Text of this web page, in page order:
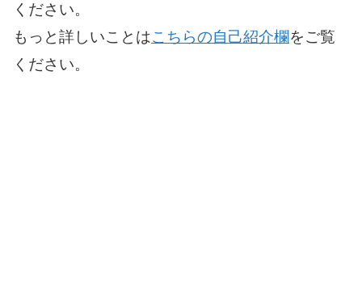
ください。
もっと詳しいことはこちらの自己紹介欄をご覧
ください。